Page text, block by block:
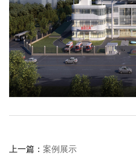
上一篇： 案例展示